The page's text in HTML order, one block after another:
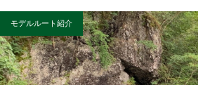
モデルルート紹介